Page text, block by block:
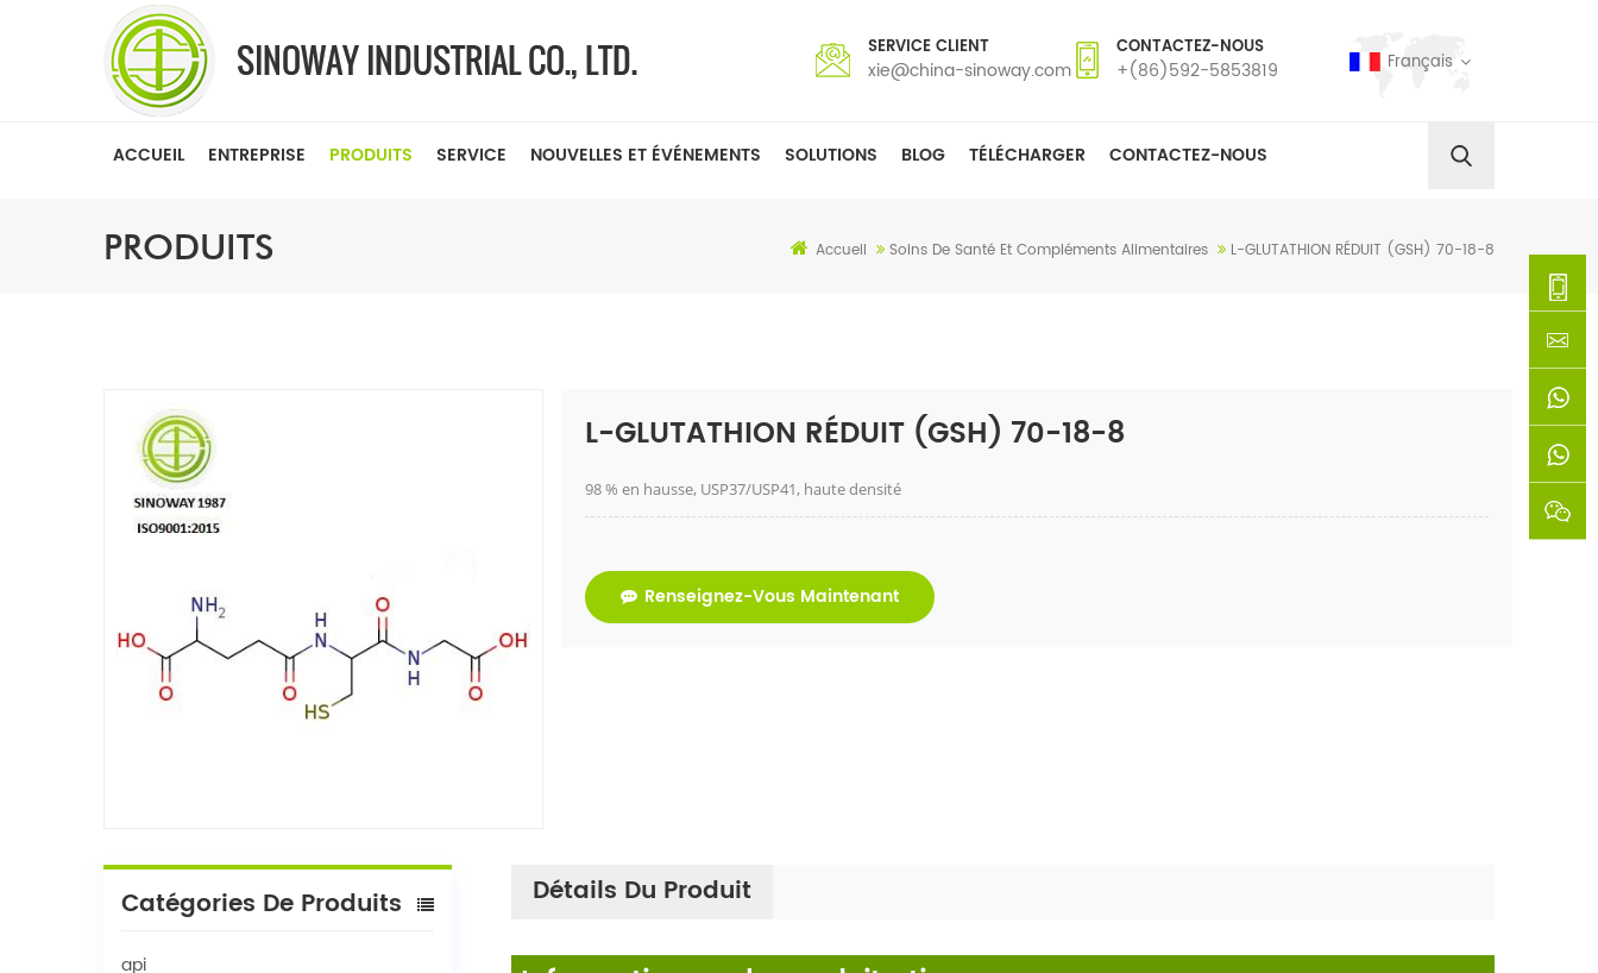
SERVICE CLIENT
xie@china-sinoway.com
CONTACTEZ-NOUS
+(86)592-5853819 Français
ACCUEIL ENTREPRISE PRODUITS SERVICE NOUVELLES ET ÉVÉNEMENTS SOLUTIONS BLOG TÉLÉCHARGER CONTACTEZ-NOUS
PRODUITS Accueil Soins De Santé Et Compléments Alimentaires L-GLUTATHION RÉDUIT (GSH) 70-18-8
L-GLUTATHION RÉDUIT (GSH) 70-18-8
98 % en hausse, USP37/USP41, haute densité
Renseignez-Vous Maintenant
Catégories De Produits
api
Détails Du Produit
5853819